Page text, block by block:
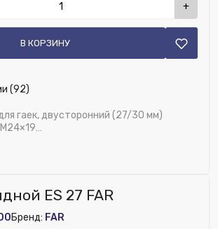
(92)
гаек, двусторонний (27/30 мм)
М24×19
+
В КОРЗИНУ
230
на веб-витрине mag1c:
ES 27 FAR
Бренд: FAR